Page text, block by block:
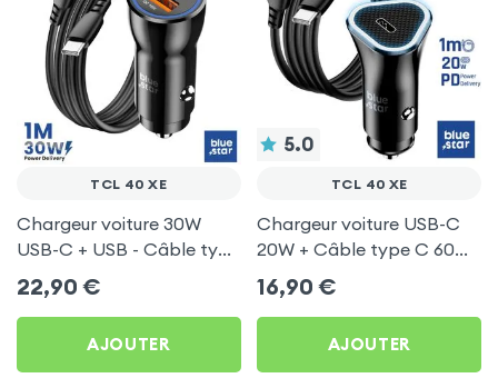
TCL 40 XE
Chargeur voiture 30W
USB-C + USB - Câble type
C 60W Blue Star pour TCL
40 XE
22,90 €
AJOUTER
5.0
TCL 40 XE
Chargeur voiture USB-C
20W + Câble type C 60W
Blue Star pour TCL 40 XE
16,90 €
AJOUTER